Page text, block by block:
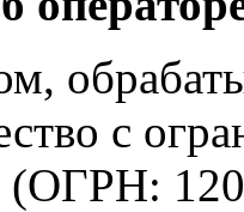
с
(ОГРН: